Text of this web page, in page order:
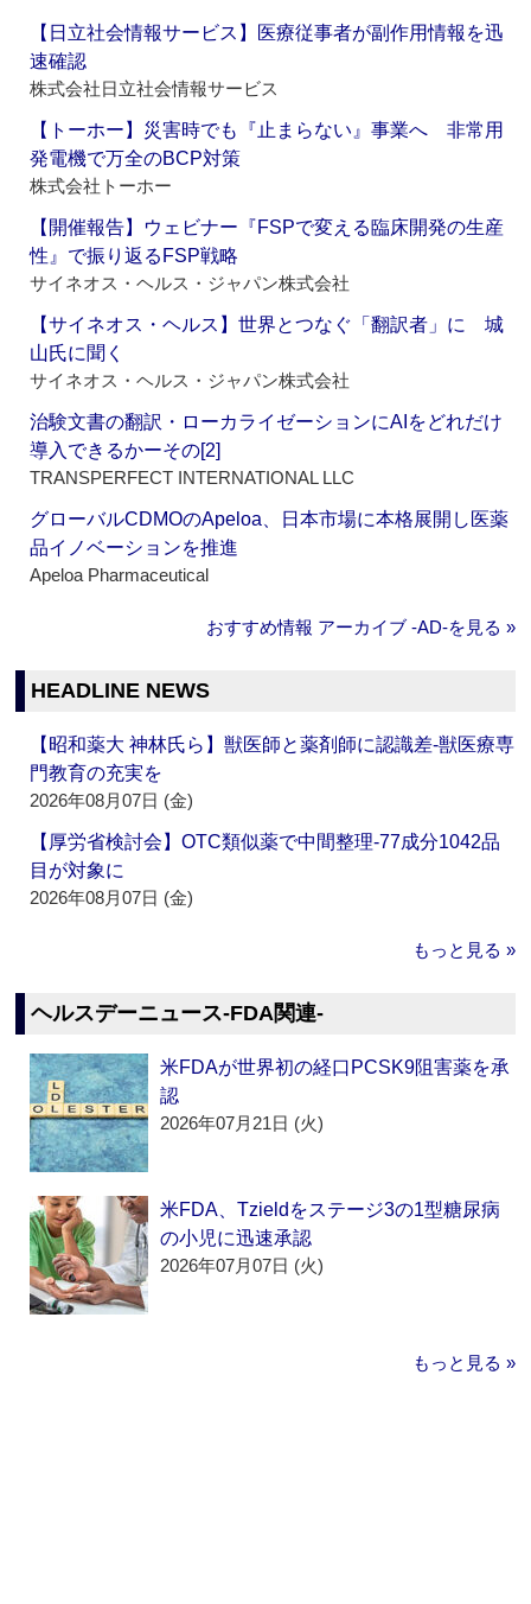
【日立社会情報サービス】医療従事者が副作用情報を迅
速確認
株式会社日立社会情報サービス
【トーホー】災害時でも『止まらない』事業へ 非常用
発電機で万全のBCP対策
株式会社トーホー
【開催報告】ウェビナー『FSPで変える臨床開発の生産
性』で振り返るFSP戦略
サイネオス・ヘルス・ジャパン株式会社
【サイネオス・ヘルス】世界とつなぐ「翻訳者」に 城
山氏に聞く
サイネオス・ヘルス・ジャパン株式会社
治験文書の翻訳・ローカライゼーションにAIをどれだけ
導入できるかーその[2]
TRANSPERFECT INTERNATIONAL LLC
グローバルCDMOのApeloa、日本市場に本格展開し医薬
品イノベーションを推進
Apeloa Pharmaceutical
おすすめ情報 アーカイブ ‐AD‐を見る »
HEADLINE NEWS
【昭和薬大 神林氏ら】獣医師と薬剤師に認識差‐獣医療専
門教育の充実を
2026年08月07日 (金)
【厚労省検討会】OTC類似薬で中間整理‐77成分1042品
目が対象に
2026年08月07日 (金)
もっと見る »
ヘルスデーニュース‐FDA関連‐
米FDAが世界初の経口PCSK9阻害薬を承
認
2026年07月21日 (火)
米FDA、Tzieldをステージ3の1型糖尿病
の小児に迅速承認
2026年07月07日 (火)
もっと見る »